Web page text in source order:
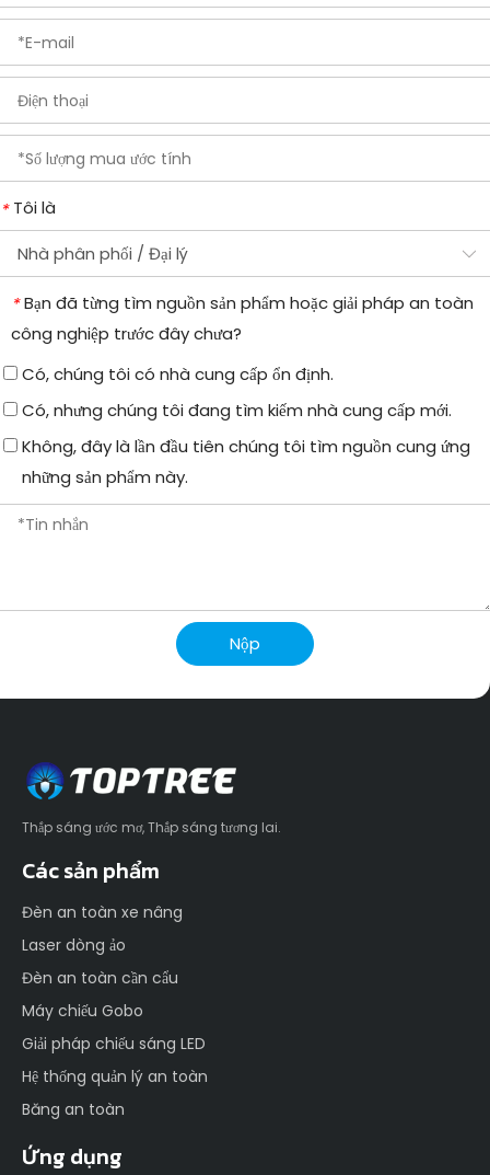
* Tôi là
* Bạn đã từng tìm nguồn sản phẩm hoặc giải pháp an toàn
công nghiệp trước đây chưa?
Có, chúng tôi có nhà cung cấp ổn định.
Có, nhưng chúng tôi đang tìm kiếm nhà cung cấp mới.
Không, đây là lần đầu tiên chúng tôi tìm nguồn cung ứng
những sản phẩm này.
Nộp
Thắp sáng ước mơ, Thắp sáng tương lai.
Các sản phẩm
Đèn an toàn xe nâng
Laser dòng ảo
Đèn an toàn cần cẩu
Máy chiếu Gobo
Giải pháp chiếu sáng LED
Hệ thống quản lý an toàn
Băng an toàn
Ứng dụng